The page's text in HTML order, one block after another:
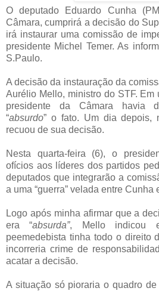
O deputado Eduardo Cunha
Câmara, cumprirá a decisão do
irá instaurar uma comissão de
presidente Michel Temer. As
S.Paulo.
A decisão da instauração da
Aurélio Mello, ministro do STF. Em
presidente da Câmara havia
“absurdo” o fato. Um dia depois,
recuou de sua decisão.
Nesta quarta-feira (6), o
ofícios aos líderes dos partidos
deputados que integrarão a
a uma “guerra” velada entre Cunha
Logo após minha afirmar que a
era “absurda”, Mello indicou
peemedebista tinha todo o direito
incorreria crime de
acatar a decisão.
A situação só pioraria o quadro